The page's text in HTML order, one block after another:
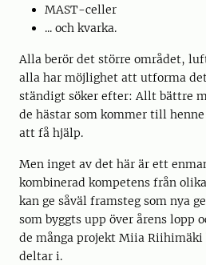
MAST-celler
... och kvarka.
Alla berör det större området,
alla har möjlighet att utforma
ständigt söker efter: Allt bättre
de hästar som kommer till
att få hjälp.
Men inget av det här är ett
kombinerad kompetens från
kan ge såväl framsteg som nya
som byggts upp över årens lopp
de många projekt Miia Riihimäki
deltar i.